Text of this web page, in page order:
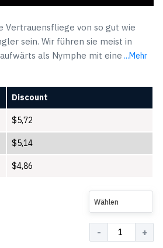
Vertrauensfliege von so gut wie
sein. Wir führen sie meist in
als Nymphe mit eine ...Mehr
Discount
$5,72
$5,14
$4,86
Wählen